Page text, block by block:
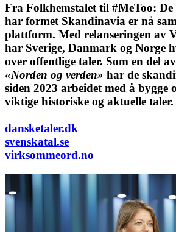
Fra Folkhemstalet til #MeToo: De
har formet Skandinavia er nå
plattform. Med relanseringen av
har Sverige, Danmark og Norge
over offentlige taler. Som en del
«Norden og verden» har de
siden 2023 arbeidet med å bygge
viktige historiske og aktuelle
dansketaler.dk
svenskatal.se
virksommeord.no